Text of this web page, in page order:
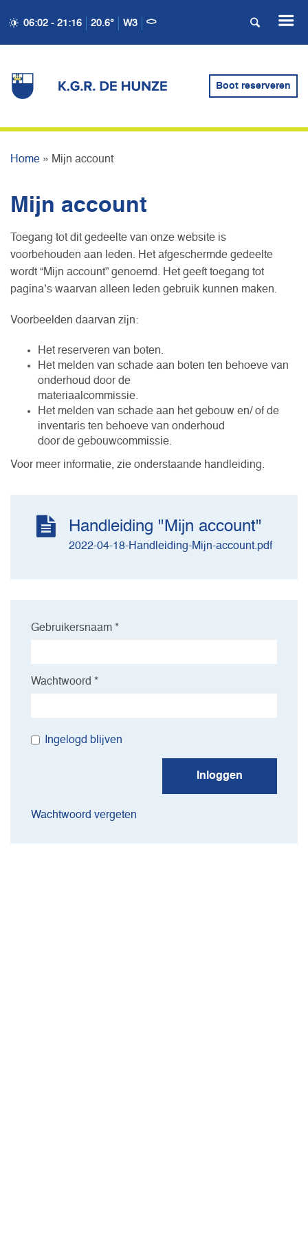
06:02 - 21:16 20.6° W3
Boot reserveren
Home » Mijn account
Mijn account
Toegang tot dit gedeelte van onze website is
voorbehouden aan leden. Het afgeschermde gedeelte
wordt “Mijn account” genoemd. Het geeft toegang tot
pagina’s waarvan alleen leden gebruik kunnen maken.
Voorbeelden daarvan zijn:
Het reserveren van boten.
Het melden van schade aan boten ten behoeve van
onderhoud door de
materiaalcommissie.
Het melden van schade aan het gebouw en/ of de
inventaris ten behoeve van onderhoud
door de gebouwcommissie.
Voor meer informatie, zie onderstaande handleiding.
Handleiding "Mijn account"
2022-04-18-Handleiding-Mijn-account.pdf
Gebruikersnaam *
Wachtwoord *
Ingelogd blijven
Inloggen
Wachtwoord vergeten